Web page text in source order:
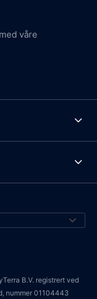
våre
B.V. registrert ved
nummer 01104443